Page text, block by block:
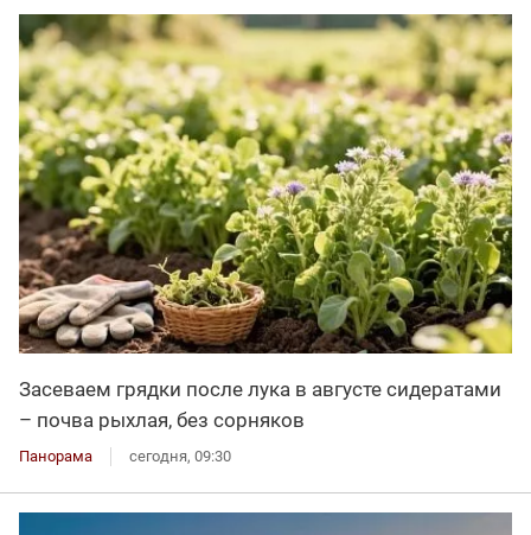
Засеваем грядки после лука в августе сидератами
– почва рыхлая, без сорняков
Панорама сегодня, 09:30